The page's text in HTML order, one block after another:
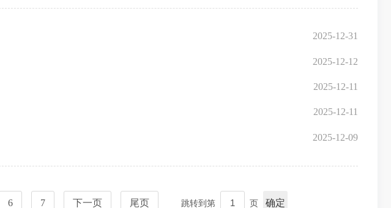
2025-12-31
2025-12-12
2025-12-11
2025-12-11
2025-12-09
6 7 下一页 尾页 跳转到第 页 确定